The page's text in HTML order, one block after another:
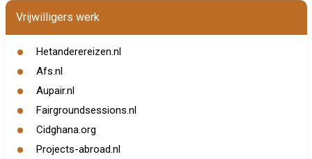
Vrijwilligers werk
Hetanderereizen.nl
Afs.nl
Aupair.nl
Fairgroundsessions.nl
Cidghana.org
Projects-abroad.nl